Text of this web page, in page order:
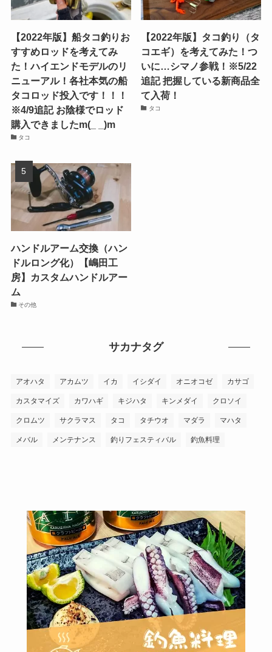
【2022年版】船タコ釣りお
すすめロッドを考えてみ
た！ハイエンドモデルのリ
ニューアル！各社本気の船
タコロッド投入です！！！
※4/9追記 お陰様でロッド
購入できましたm(_ _)m
タコ
【2022年版】タコ釣り（タ
コエギ）を考えてみた！つ
いに…シマノ参戦！※5/22
追記 把握している新商品全
て入荷！
タコ
ハンドルアーム交換（ハン
ドルロング化）【嶋田工
房】カスタムハンドルアー
ム
その他
サカナタグ
アオハタ アカムツ イカ イシダイ オニオコゼ カサゴ
カスタマイズ カワハギ キジハタ キンメダイ クロソイ
クロムツ サクラマス タコ タチウオ マダラ マハタ
メバル メンテナンス 釣りフェスティバル 釣魚料理